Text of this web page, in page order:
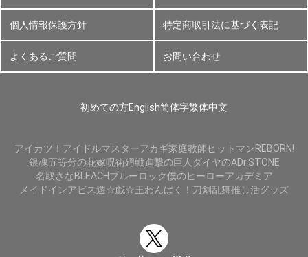
個人情報保護方針 特定商取引法に基づく表記
よくあるご質問 お問い合わせ
初めての方English简体字繁体中文
アイカツ！ アイドルマスターアカギ家庭教師ヒットマンREBORN!
銀魂五等分の花嫁呪術廻戦進撃の巨人 ダイヤのADr.STONE
名取さなBLEACHブルーロック僕のヒーローアカデミア
メイドインアビス遊☆戯☆王わんぱく！刀剣乱舞推し活グッズ